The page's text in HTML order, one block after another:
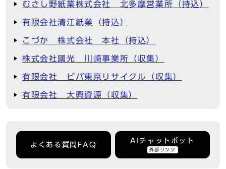
むさし野紙業株式会社 北多摩営業所（持込）
有限会社清江紙業（持込）
こづか 株式会社 本社（持込）
株式会社國光 川崎事業所（収集）
有限会社 ビバ東京リサイクル（収集）
有限会社 大興資源（収集）
よくある質問FAQ
AIチャットボット
外部リンク